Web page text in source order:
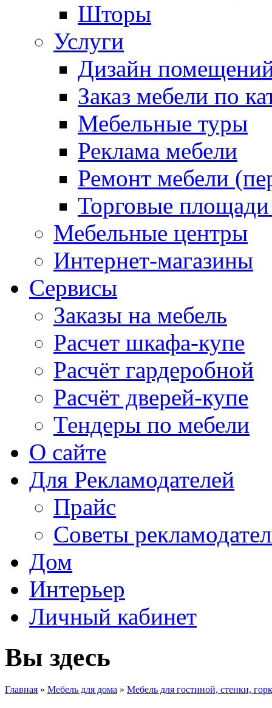
Шторы
Услуги
Дизайн
Заказ мебели по
Мебельные туры
Реклама мебели
Ремонт мебели
Торговые
Мебельные центры
Интернет-магазины
Сервисы
Заказы на мебель
Расчет шкафа-купе
Расчёт гардеробной
Расчёт дверей-купе
Тендеры по мебели
О сайте
Для Рекламодателей
Прайс
Советы
Дом
Интерьер
Личный кабинет
Вы здесь
Главная » Мебель для дома » Мебель для гостиной, стенки,